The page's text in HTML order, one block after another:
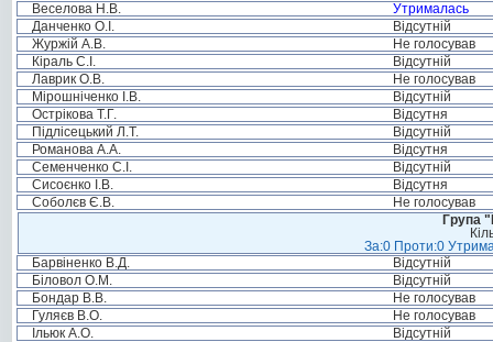
Веселова Н.В.
Утрималась
Данченко О.І.
Відсутній
Журжій А.В.
Не голосував
Кіраль С.І.
Відсутній
Лаврик О.В.
Не голосував
Мірошніченко І.В.
Відсутній
Острікова Т.Г.
Відсутня
Підлісецький Л.Т.
Відсутній
Романова А.А.
Відсутня
Семенченко С.І.
Відсутній
Сисоєнко І.В.
Відсутня
Соболєв Є.В.
Не голосував
Група
За:0 Проти:0
Барвіненко В.Д.
Відсутній
Біловол О.М.
Відсутній
Бондар В.В.
Не голосував
Гуляєв В.О.
Не голосував
Ільюк А.О.
Відсутній